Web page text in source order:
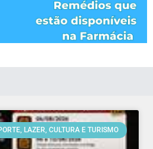
LAZER, CULTURA E TURISMO